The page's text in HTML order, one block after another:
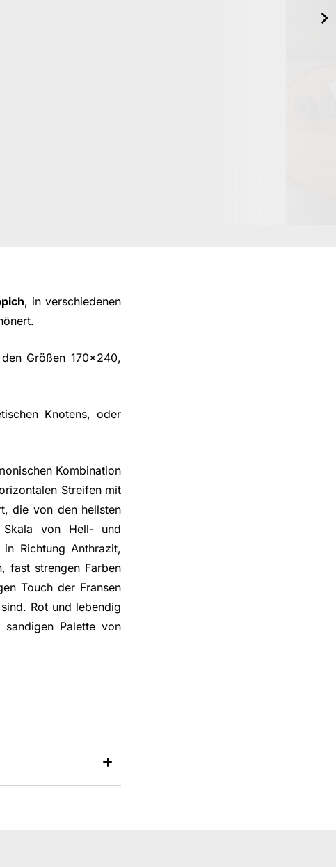
, in verschiedenen
Größen 170x240,
Knotens, oder
Kombination
Streifen mit
die von den hellsten
von Hell- und
Richtung Anthrazit,
fast strengen Farben
Touch der Fransen
Rot und lebendig
Palette von